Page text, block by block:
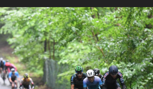
チーム・選手
競技ガイド
加盟・登録